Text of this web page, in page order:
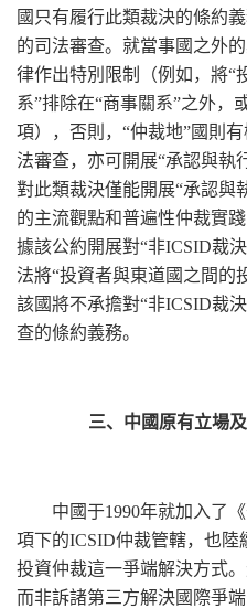
國只有履行此類裁決的條約
的司法審查。就當事國之外
律作出特別限制（例如，將“
系”排除在“商事關系”之外，
項），否則，“仲裁地”國則
法審查，亦可開展“承認與執
對此類裁決僅能開展“承認與
的主流觀點和普遍性仲裁實
據該公約開展對“非ICSID裁
法將“投資者與東道國之間的
該國將不承擔對“非ICSID裁
查的條約義務。
三、中國原有立場
中國于1990年就加入了
項下的ICSID仲裁管轄，也
投資仲裁這一爭端解決方式
而非訴諸第三方解決國際爭